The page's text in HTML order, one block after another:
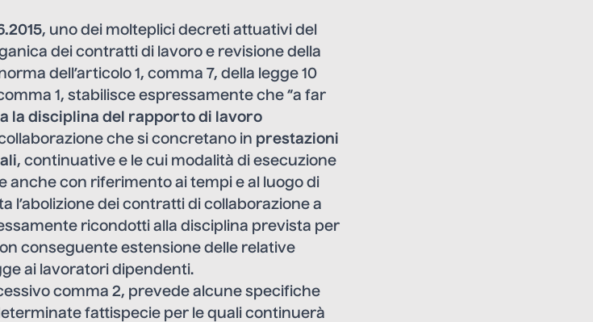
, uno dei molteplici decreti attuativi del
dei contratti di lavoro e revisione della
dell’articolo 1, comma 7, della legge 10
1, stabilisce espressamente che “a far
la disciplina del rapporto di lavoro
che si concretano in prestazioni
, continuative e le cui modalità di esecuzione
anche con riferimento ai tempi e al luogo di
l’abolizione dei contratti di collaborazione a
ricondotti alla disciplina prevista per
conseguente estensione delle relative
ai lavoratori dipendenti.
comma 2, prevede alcune specifiche
fattispecie per le quali continuerà